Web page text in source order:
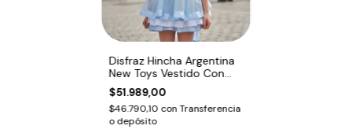
Disfraz Hincha Argentina
New Toys Vestido Con
Capa Y Gorro Celeste
$51.989,00
$46.790,10 con Transferencia
o depósito